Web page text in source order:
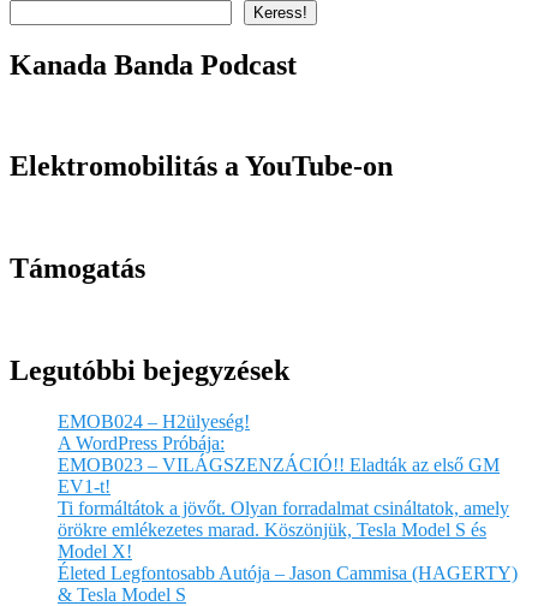
Keress!
Kanada Banda Podcast
Elektromobilitás a YouTube-on
Támogatás
Legutóbbi bejegyzések
EMOB024 – H2ülyeség!
A WordPress Próbája:
EMOB023 – VILÁGSZENZÁCIÓ!! Eladták az első GM
EV1-t!
Ti formáltátok a jövőt. Olyan forradalmat csináltatok, amely
örökre emlékezetes marad. Köszönjük, Tesla Model S és
Model X!
Életed Legfontosabb Autója – Jason Cammisa (HAGERTY)
& Tesla Model S